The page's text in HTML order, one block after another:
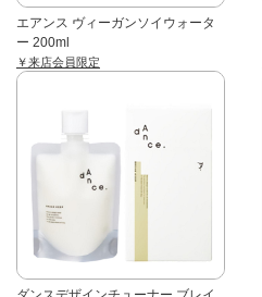
エアンス ヴィーガンソイウォータ
ー 200ml
￥来店会員限定